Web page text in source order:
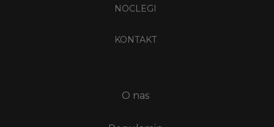
NOCLEGI
KONTAKT
O nas